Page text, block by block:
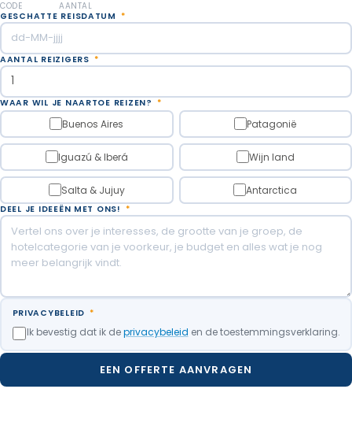
naar een uitkijkpunt voor een prachtig uitzicht over
het Beaglekanaal en genoten onderweg van een
verfrissing.
Overnachting in Ushuaia.
Maaltijden inbegrepen: Ontbijt.
CODE
AANTAL
GESCHATTE REISDATUM *
AANTAL REIZIGERS *
WAAR WIL JE NAARTOE REIZEN? *
Buenos Aires Patagonië
Iguazú & Iberá Wijn land
Salta & Jujuy Antarctica
DEEL JE IDEEËN MET ONS! *
PRIVACYBELEID *
Ik bevestig dat ik deprivacybeleid en de toestemmingsverklaring.
EEN OFFERTE AANVRAGEN